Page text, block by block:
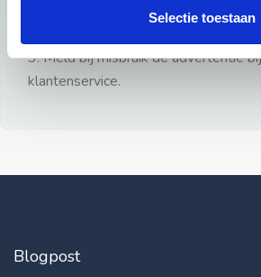
Selectie toestaan
3: Meld bij misbruik de advertentie
klantenservice.
Blogpost